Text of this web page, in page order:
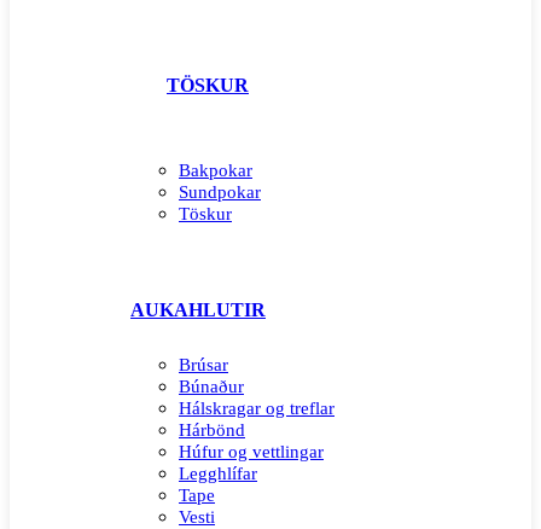
TÖSKUR
Bakpokar
Sundpokar
Töskur
AUKAHLUTIR
Brúsar
Búnaður
Hálskragar og treflar
Hárbönd
Húfur og vettlingar
Legghlífar
Tape
Vesti